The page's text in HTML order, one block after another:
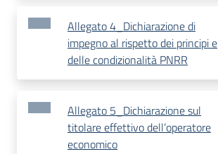
Allegato 4_Dichiarazione di
impegno al rispetto dei principi e
delle condizionalità PNRR
Allegato 5_Dichiarazione sul
titolare effettivo dell’operatore
economico